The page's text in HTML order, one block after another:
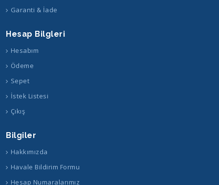
Garanti & İade
Hesap Bilgleri
Hesabım
Ödeme
Sepet
İstek Listesi
Çıkış
Bilgiler
Hakkımızda
Havale Bildirim Formu
Hesap Numaralarımız